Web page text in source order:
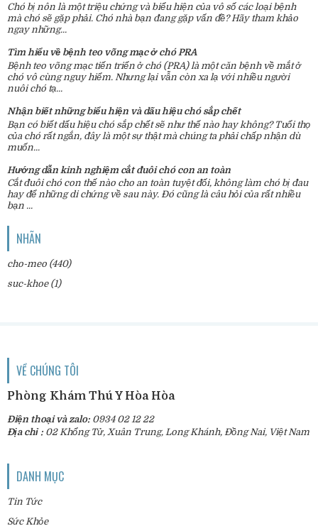
Chó bị nôn là một triệu chứng và biểu hiện của vô số các loại bệnh
mà chó sẽ gặp phải. Chó nhà bạn đang gặp vấn đề? Hãy tham khảo
ngay những...
Tìm hiểu về bệnh teo võng mạc ở chó PRA
Bệnh teo võng mạc tiến triển ở chó (PRA) là một căn bệnh về mắt ở
chó vô cùng nguy hiểm. Nhưng lại vẫn còn xa lạ với nhiều người
nuôi chó tạ...
Nhận biết những biểu hiện và dấu hiệu chó sắp chết
Bạn có biết dấu hiệu chó sắp chết sẽ như thế nào hay không? Tuổi thọ
của chó rất ngắn, đây là một sự thật mà chúng ta phải chấp nhận dù
muốn...
Hướng dẫn kinh nghiệm cắt đuôi chó con an toàn
Cắt đuôi chó con thế nào cho an toàn tuyệt đối, không làm chó bị đau
hay để những di chứng về sau này. Đó cũng là câu hỏi của rất nhiều
bạn ...
NHÃN
cho-meo (440)
suc-khoe (1)
VỀ CHÚNG TÔI
Phòng Khám Thú Y Hòa Hòa
Điện thoại và zalo: 0934 02 12 22
Địa chỉ : 02 Khổng Tử, Xuân Trung, Long Khánh, Đồng Nai, Việt Nam
DANH MỤC
Tin Tức
Sức Khỏe